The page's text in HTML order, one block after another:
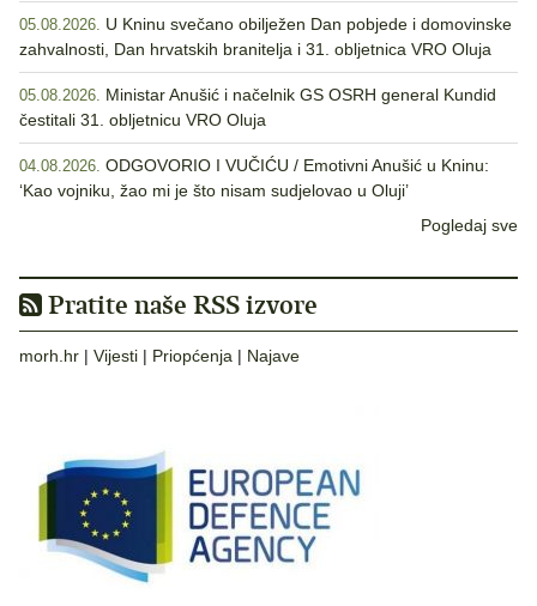
05.08.2026. U Kninu svečano obilježen Dan pobjede i domovinske
zahvalnosti, Dan hrvatskih branitelja i 31. obljetnica VRO Oluja
05.08.2026. Ministar Anušić i načelnik GS OSRH general Kundid
čestitali 31. obljetnicu VRO Oluja
04.08.2026. ODGOVORIO I VUČIĆU / Emotivni Anušić u Kninu:
‘Kao vojniku, žao mi je što nisam sudjelovao u Oluji’
Pogledaj sve
Pratite naše RSS izvore
morh.hr | Vijesti | Priopćenja | Najave